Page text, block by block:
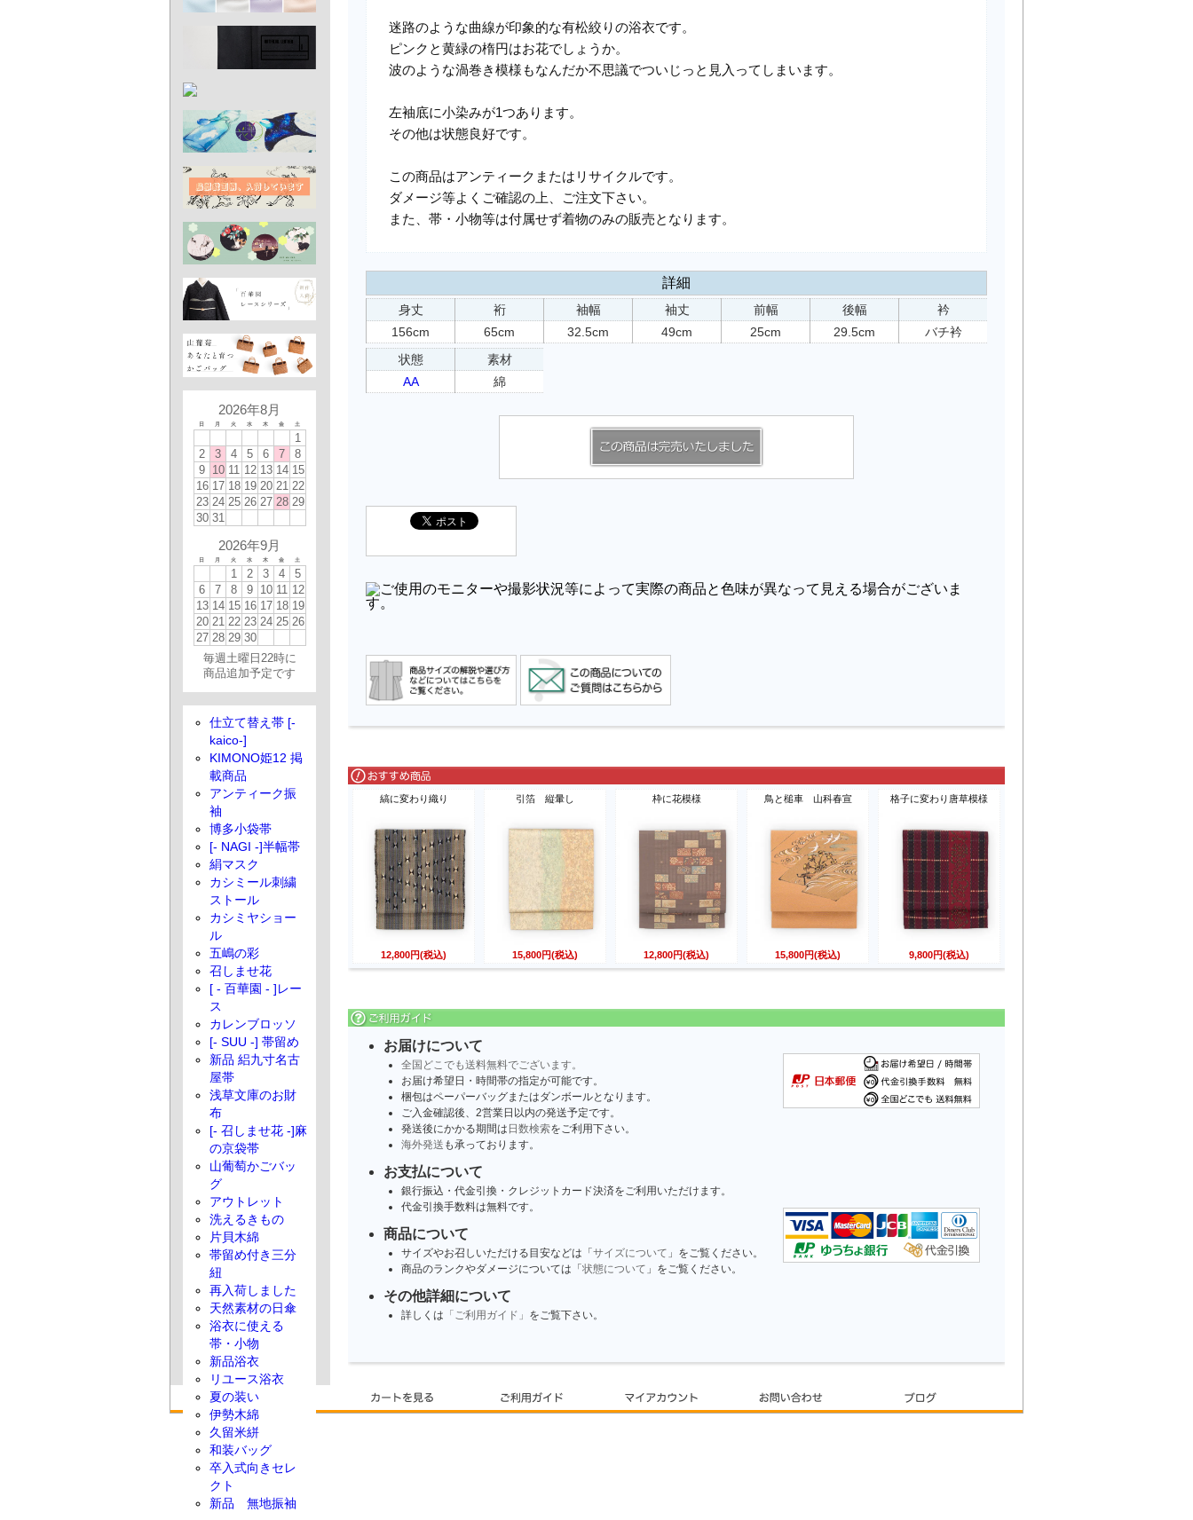
迷路のような曲線が印象的な有松絞りの浴衣です。
ピンクと黄緑の楕円はお花でしょうか。
波のような渦巻き模様もなんだか不思議でついじっと見入ってしまいます。
左袖底に小染みが1つあります。
その他は状態良好です。
この商品はアンティークまたはリサイクルです。
ダメージ等よくご確認の上、ご注文下さい。
また、帯・小物等は付属せず着物のみの販売となります。
詳細
身丈
156cm
裄
65cm
袖幅
32.5cm
袖丈
49cm
前幅
25cm
後幅
29.5cm
衿
バチ衿
状態
AA
素材
綿
縞に変わり織り
12,800円(税込)
引箔 縦暈し
15,800円(税込)
枠に花模様
12,800円(税込)
鳥と槌車 山科春宣
15,800円(税込)
格子に変わり唐草模様
9,800円(税込)
お届けについて
全国どこでも送料無料でございます。
お届け希望日・時間帯の指定が可能です。
梱包はペーパーバッグまたはダンボールとなります。
ご入金確認後、2営業日以内の発送予定です。
発送後にかかる期間は 日数検索をご利用下さい。
海外発送 も承っております。
お支払について
銀行振込・代金引換・クレジットカード決済をご利用いただけます。
代金引換手数料は無料です。
商品について
サイズやお召しいただける目安などは「 サイズについて 」をご覧ください。
商品のランクやダメージについては「 状態について 」をご覧ください。
その他詳細について
詳しくは 「ご利用ガイド」 をご覧下さい。
2026年8月
日 月 火 水 木 金 土
1
2
3 4 5 6 7
8
9 10 11 12 13 14 15
16 17 18 19 20 21 22
23 24 25 26 27 28 29
30 31
2026年9月
日 月 火 水 木 金 土
1 2 3 4
5
6
7 8 9 10 11 12
13 14 15 16 17 18 19
20 21 22 23 24 25 26
27 28 29 30
毎週土曜日22時に
商品追加予定です
仕立て替え帯 [-
kaico-]
KIMONO姫12 掲
載商品
アンティーク振
袖
博多小袋帯
[- NAGI -]半幅帯
絹マスク
カシミール刺繍
ストール
カシミヤショー
ル
五嶋の彩
召しませ花
[ - 百華園 - ]レー
ス
カレンブロッソ
[- SUU -] 帯留め
新品 絽九寸名古
屋帯
浅草文庫のお財
布
[- 召しませ花 -]麻
の京袋帯
山葡萄かごバッ
グ
アウトレット
洗えるきもの
片貝木綿
帯留め付き三分
紐
再入荷しました
天然素材の日傘
浴衣に使える
帯・小物
新品浴衣
リユース浴衣
夏の装い
伊勢木綿
久留米絣
和装バッグ
卒入式向きセレ
クト
新品 無地振袖